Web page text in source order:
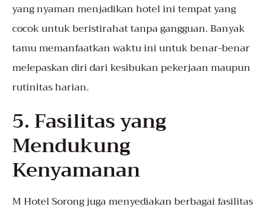
yang nyaman menjadikan hotel ini tempat yang
cocok untuk beristirahat tanpa gangguan. Banyak
tamu memanfaatkan waktu ini untuk benar-benar
melepaskan diri dari kesibukan pekerjaan maupun
rutinitas harian.
5. Fasilitas yang
Mendukung
Kenyamanan
M Hotel Sorong juga menyediakan berbagai fasilitas